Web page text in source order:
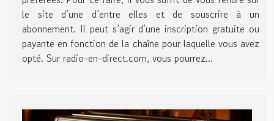
le site d’une d’entre elles et de souscrire à un
abonnement. Il peut s’agir d’une inscription gratuite ou
payante en fonction de la chaîne pour laquelle vous avez
opté. Sur radio-en-direct.com, vous pourrez...